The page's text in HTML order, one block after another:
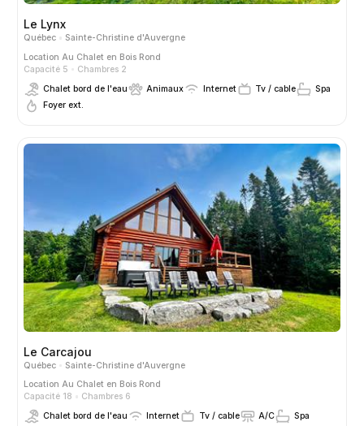
Le Lynx
Québec
Sainte-Christine d'Auvergne
Location Au Chalet en Bois Rond
Capacité 5
Chambres 2
Chalet bord de l'eau
Animaux Internet Tv / cable
Spa
Foyer ext.
Le Carcajou
Québec
Sainte-Christine d'Auvergne
Location Au Chalet en Bois Rond
Capacité 18
Chambres 6
Chalet bord de l'eau
Internet Tv / cable A/C
Spa